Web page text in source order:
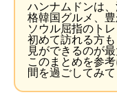
ハンナムドンは
格韓国グルメ、
ソウル屈指のト
初めて訪れる方
見ができるのが最
このまとめを参
間を過ごしてみて